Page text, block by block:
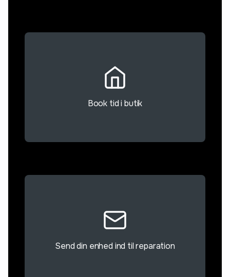
Book tid i butik
Send din enhed ind til reparation